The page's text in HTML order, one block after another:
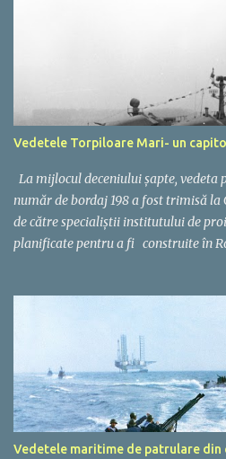
Vedetele Torpiloare Mari- un
La mijlocul deceniului șapte, vedeta
număr de bordaj 198 a fost trimisă
de către specialiștii institutului de
planificate pentru a fi construite în
Mangalia; U.R.S.S. furniza
din armament, aparatura electronică
purtătoare de rachete sovietică
проекта 205 , cod NATO- "OSA").
produse 278 de exemplare. În
Vedetele maritime de patrulare din